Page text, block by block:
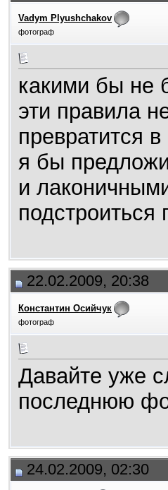
Vadym Plyushchakov
фотограф
какими бы не
эти правила
превратится
я бы
и
подстроиться
22.02.2009, 20:38
Константин Осийчук
фотограф
Давайте уже
последнюю
24.02.2009, 02:30